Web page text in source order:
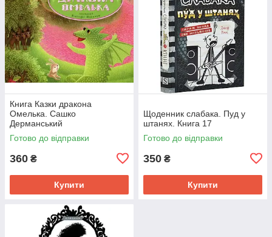
Книга Казки дракона
Омелька. Сашко
Дерманський
Готово до відправки
360 ₴
Купити
Щоденник слабака. Пуд у
штанях. Книга 17
Готово до відправки
350 ₴
Купити